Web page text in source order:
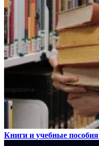
Книги и учебные пособия